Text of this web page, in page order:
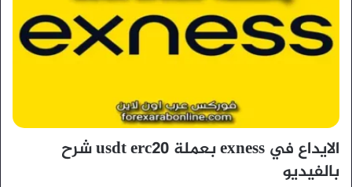
الايداع في exness بعملة usdt erc20 شرح
بالفيديو